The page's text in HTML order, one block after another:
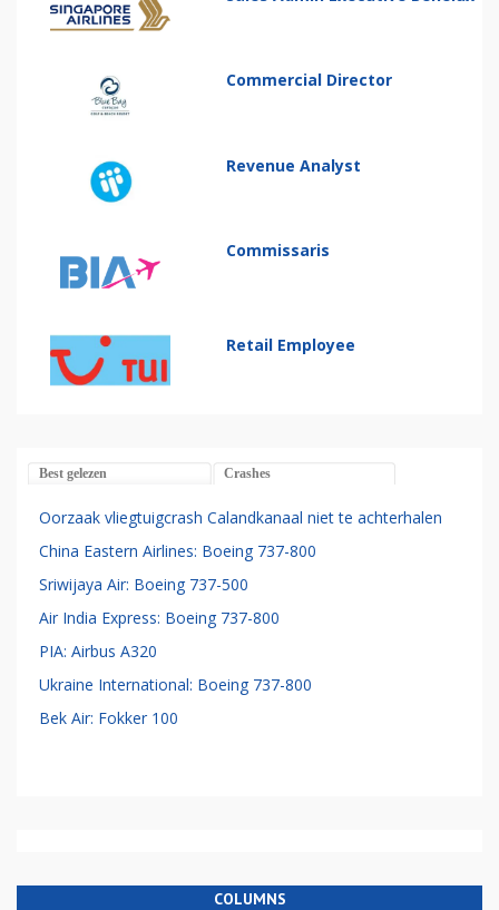
Commercial Director
Revenue Analyst
Commissaris
Retail Employee
Best gelezen Crashes
Oorzaak vliegtuigcrash Calandkanaal niet te achterhalen
China Eastern Airlines: Boeing 737-800
Sriwijaya Air: Boeing 737-500
Air India Express: Boeing 737-800
PIA: Airbus A320
Ukraine International: Boeing 737-800
Bek Air: Fokker 100
COLUMNS